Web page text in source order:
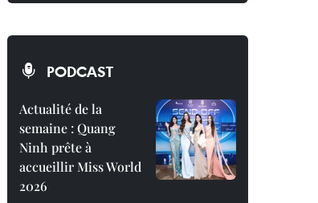
PODCAST
Actualité de la
semaine : Quang
Ninh prête à
accueillir Miss World
2026